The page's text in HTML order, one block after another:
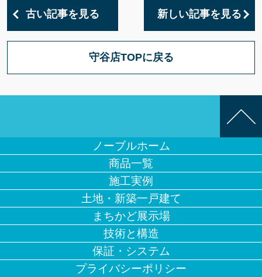
古い記事を見る 新しい記事を見る
守谷店TOPに戻る
ノーブルホーム
商品一覧
施工実例
土地・新築一戸建て
まちかど展示場
技術と構造
保証・システム
プライバシーポリシー